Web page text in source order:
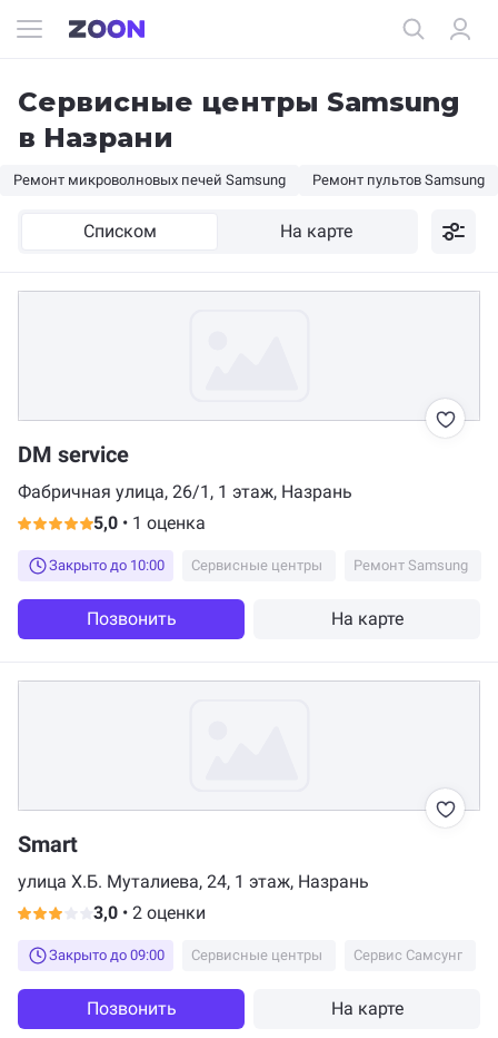
Сервисные центры Samsung
в Назрани
Ремонт микроволновых печей Samsung Ремонт пультов Samsung
Списком На карте
DM service
Фабричная улица, 26/1, 1 этаж, Назрань
5,0 • 1 оценка
Закрыто до 10:00 Сервисные центры Ремонт Samsung
Позвонить На карте
Smart
улица Х.Б. Муталиева, 24, 1 этаж, Назрань
3,0 • 2 оценки
Закрыто до 09:00 Сервисные центры Сервис Самсунг
Позвонить На карте